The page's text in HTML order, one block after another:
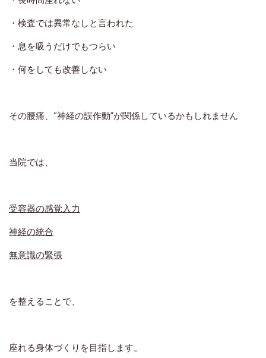
・検査では異常なしと言われた
・息を吸うだけでもつらい
・何をしても改善しない
その腰痛、“神経の誤作動”が関係しているかもしれません
当院では、
受容器の感覚入力
神経の統合
無意識の緊張
を整えることで、
座れる身体づくりを目指します。